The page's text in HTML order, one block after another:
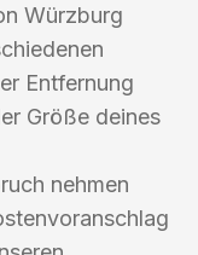
Würzburg
Entfernung
Größe deines
nehmen